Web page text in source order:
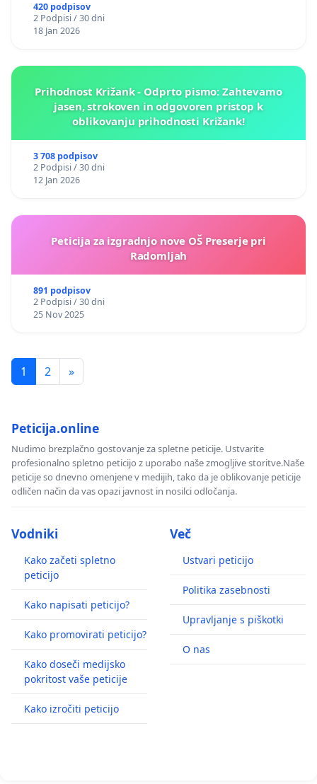
420 podpisov
2 Podpisi / 30 dni
18 Jan 2026
Prihodnost Križank - Odprto pismo: Zahtevamo
jasen, strokoven in odgovoren pristop k
oblikovanju prihodnosti Križank!
3 708 podpisov
2 Podpisi / 30 dni
12 Jan 2026
Peticija za izgradnjo nove OŠ Preserje pri
Radomljah
891 podpisov
2 Podpisi / 30 dni
25 Nov 2025
1 2 »
Peticija.online
Nudimo brezplačno gostovanje za spletne peticije. Ustvarite
profesionalno spletno peticijo z uporabo naše zmogljive storitve.Naše
peticije so dnevno omenjene v medijih, tako da je oblikovanje peticije
odličen način da vas opazi javnost in nosilci odločanja.
Vodniki
Kako začeti spletno
peticijo
Kako napisati peticijo?
Kako promovirati peticijo?
Kako doseči medijsko
pokritost vaše peticije
Kako izročiti peticijo
Več
Ustvari peticijo
Politika zasebnosti
Upravljanje s piškotki
O nas